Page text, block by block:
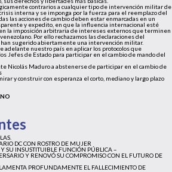
contrarios a cualquier tipo de intervención militar de
interna y se imponga por la fuerza para el reemplazo del
las acciones de cambio deben estar enmarcadas en un
y expedito, en que la influencia internacional esté
en la imposición arbitraria de intereses externos que terminen
Por ello rechazamos las declaraciones del
han sugerido abiertamente una intervención militar.
adelante nuestro país en aplicar los protocolos que
Jefes de Estado para participar en el cambio de mando del
Nicolás Maduro a abstenerse de participar en el cambio de
y construir con esperanza el corto, mediano y largo plazo
DC CON ROSTRO DE MUJER
SU INSUSTITUIBLE FUNCIÓN PÚBLICA –
Y RENOVÓ SU COMPROMISO CON EL FUTURO DE
PROFUNDAMENTE EL FALLECIMIENTO DE